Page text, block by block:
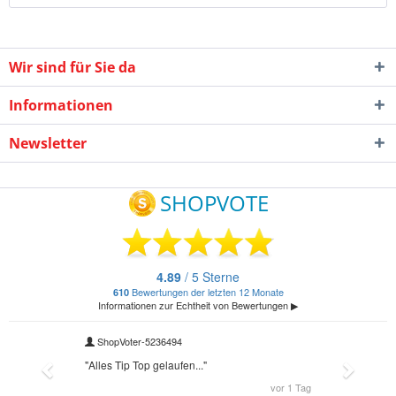
Wir sind für Sie da
Informationen
Newsletter